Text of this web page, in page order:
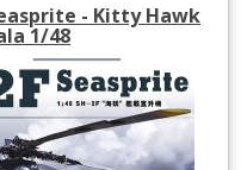
Seasprite - Kitty Hawk
1/48